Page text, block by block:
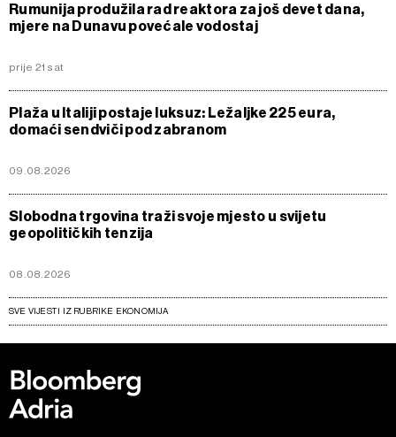
Rumunija produžila rad reaktora za još devet dana,
mjere na Dunavu povećale vodostaj
prije 21 sat
Plaža u Italiji postaje luksuz: Ležaljke 225 eura,
domaći sendviči pod zabranom
09.08.2026
Slobodna trgovina traži svoje mjesto u svijetu
geopolitičkih tenzija
08.08.2026
SVE VIJESTI IZ RUBRIKE EKONOMIJA